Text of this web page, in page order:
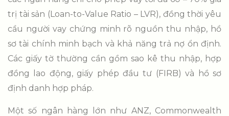
trị tài sản (Loan-to-Value Ratio – LVR), đồng thời yêu
cầu người vay chứng minh rõ nguồn thu nhập, hồ
sơ tài chính minh bạch và khả năng trả nợ ổn định.
Các giấy tờ thường cần gồm sao kê thu nhập, hợp
đồng lao động, giấy phép đầu tư (FIRB) và hồ sơ
định danh hợp pháp.
Một số ngân hàng lớn như ANZ, Commonwealth